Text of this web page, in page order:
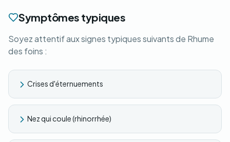
Symptômes typiques
Soyez attentif aux signes typiques suivants de Rhume
des foins :
Crises d'éternuements
Nez qui coule (rhinorrhée)